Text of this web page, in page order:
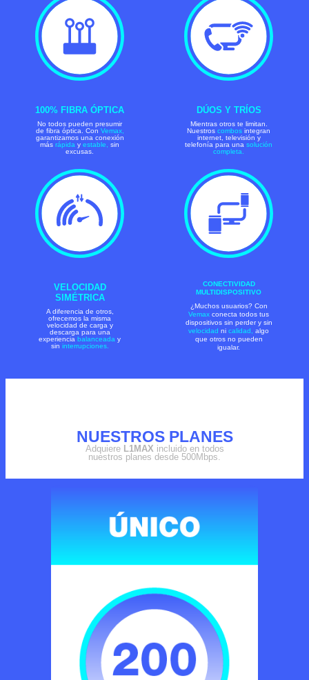
100% FIBRA ÓPTICA
No todos pueden presumir
de fibra óptica. Con Vemax,
garantizamos una conexión
más rápida y estable, sin
excusas.
DÚOS Y TRÍOS
Mientras otros te limitan.
Nuestros combos integran
internet, televisión y
telefonía para una solución
completa.
VELOCIDAD
SIMÉTRICA
A diferencia de otros,
ofrecemos la misma
velocidad de carga y
descarga para una
experiencia balanceada y
sin interrupciones.
CONECTIVIDAD
MULTIDISPOSITIVO
¿Muchos usuarios? Con
Vemax conecta todos tus
dispositivos sin perder y sin
velocidad ni calidad, algo
que otros no pueden
igualar.
NUESTROS PLANES
Adquiere L1MAX incluido en todos
nuestros planes desde 500Mbps.